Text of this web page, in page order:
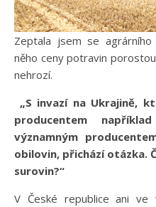
Zeptala jsem se agrárního analytika Petra Havla. Podle
něho ceny potravin
nehrozí.
„S invazí na Ukrajině,
producentem
významným
obilovin, přichází otázka.
surovin?“
V České republice ani ve